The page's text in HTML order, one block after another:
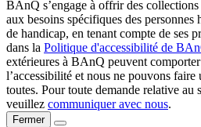
BAnQ s’engage à offrir des
aux besoins spécifiques des personnes
de handicap, en tenant compte de ses
dans la Politique d'accessibilité de
extérieures à BAnQ peuvent comporter
l’accessibilité et nous ne pouvons
toutes. Pour toute demande relative au
veuillez communiquer avec nous.
Fermer